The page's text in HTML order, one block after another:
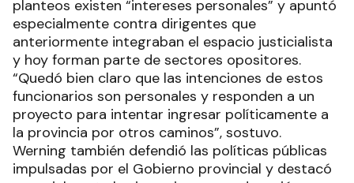
planteos existen “intereses personales” y apuntó
especialmente contra dirigentes que
anteriormente integraban el espacio justicialista
y hoy forman parte de sectores opositores.
“Quedó bien claro que las intenciones de estos
funcionarios son personales y responden a un
proyecto para intentar ingresar políticamente a
la provincia por otros caminos”, sostuvo.
Werning también defendió las políticas públicas
impulsadas por el Gobierno provincial y destacó